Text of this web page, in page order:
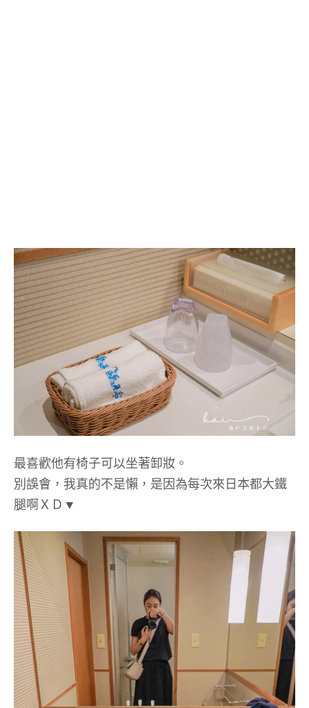
最喜歡他有椅子可以坐著卸妝。
別誤會，我真的不是懶，是因為每次來日本都大鐵
腿啊ＸＤ▼